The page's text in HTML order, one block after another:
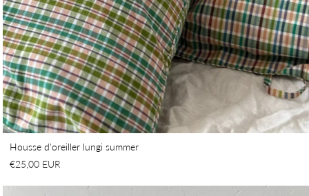
Housse d'oreiller lungi summer
€25,00 EUR